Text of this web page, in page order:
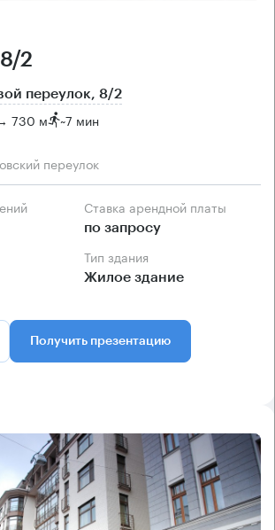
2
переулок, 8/2
730 м ~7 мин
переулок
Ставка арендной платы
по запросу
Тип здания
Жилое здание
Получить презентацию